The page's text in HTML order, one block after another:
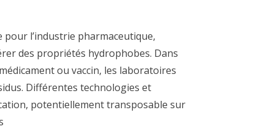
pour l’industrie pharmaceutique,
des propriétés hydrophobes. Dans
ou vaccin, les laboratoires
Différentes technologies et
potentiellement transposable sur